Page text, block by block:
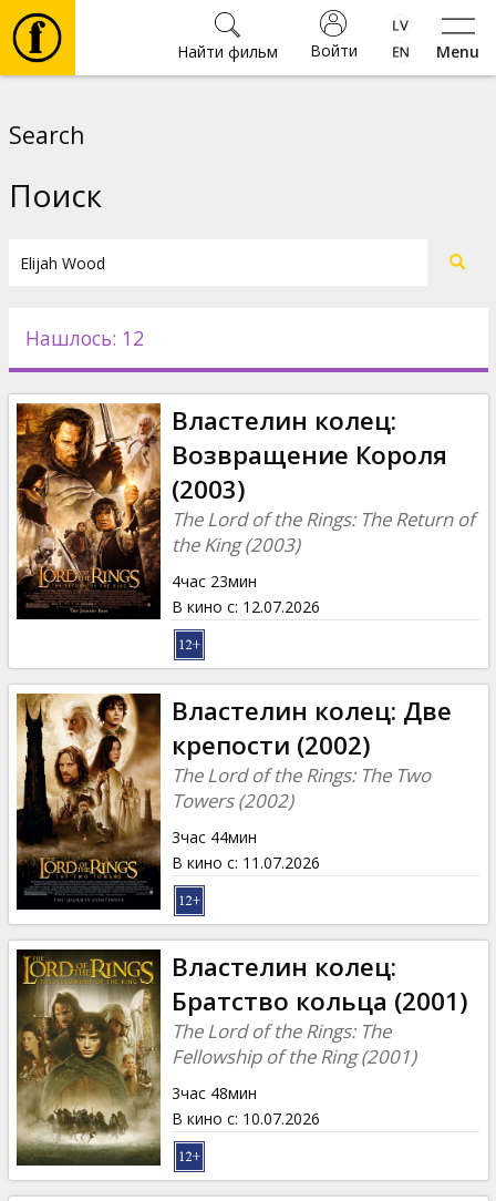
Menu
Войти
Найти фильм
Новости
Подарки
Кинозакуски
B2B
Search
Поиск
Нашлось: 12
Властелин колец:
Возвращение Короля
(2003)
The Lord of the Rings: The Return of
the King (2003)
4час 23мин
В кино с: 12.07.2026
Властелин колец: Две
крепости (2002)
The Lord of the Rings: The Two
Towers (2002)
3час 44мин
В кино с: 11.07.2026
Властелин колец:
Братство кольца (2001)
The Lord of the Rings: The
Fellowship of the Ring (2001)
3час 48мин
В кино с: 10.07.2026